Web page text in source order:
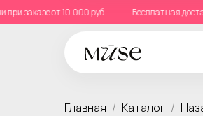
при заказе от 10.000 руб Бесплатная
Главная Каталог